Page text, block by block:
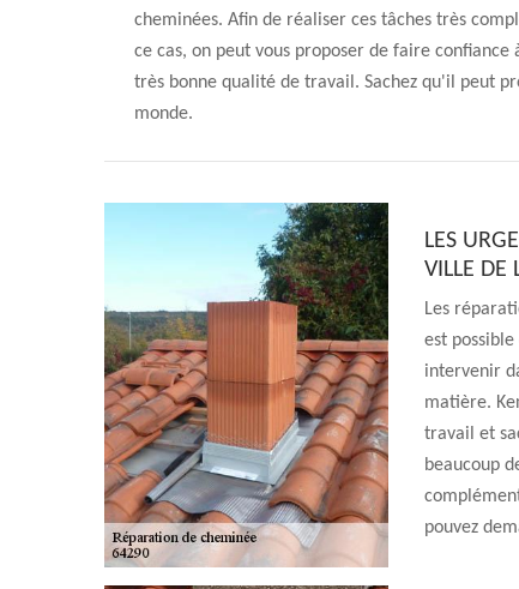
cheminées. Afin de réaliser ces tâches très
ce cas, on peut vous proposer de faire
très bonne qualité de travail. Sachez qu'il peut
monde.
LES
VILLE DE
Les
est
intervenir
matière.
travail et
beaucoup
pouvez